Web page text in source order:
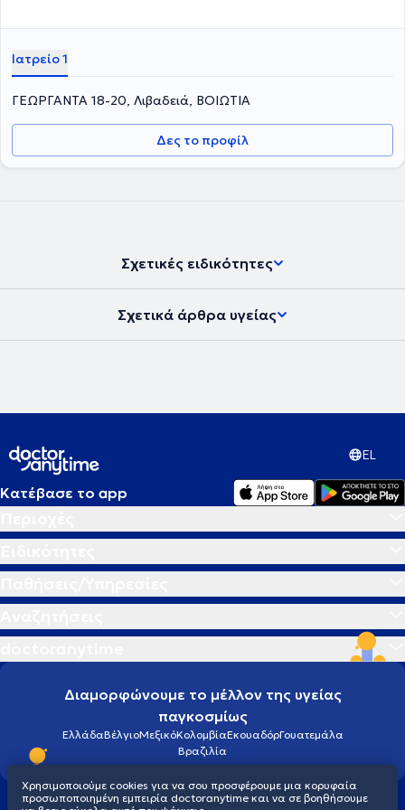
Ιατρείο 1
ΓΕΩΡΓΑΝΤΑ 18-20, Λιβαδειά, ΒΟΙΩΤΙΑ
Δες το προφίλ
Σχετικές ειδικότητες
Σχετικά άρθρα υγείας
EL
Κατέβασε το app
Διαμορφώνουμε το μέλλον της υγείας
παγκοσμίως
ΕλλάδαΒέλγιοΜεξικόΚολομβίαΕκουαδόρΓουατεμάλα
Βραζιλία
Χρησιμοποιούμε cookies για να σου προσφέρουμε μια κορυφαία
προσωποποιημένη εμπειρία doctoranytime και να σε βοηθήσουμε